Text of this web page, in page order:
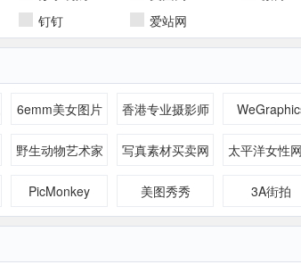
钉钉 爱站网
6emm美女图片
香港专业摄影师
野生动物艺术家
写真素材买卖网
太平洋女性
PicMonkey 美图秀秀 3A街拍